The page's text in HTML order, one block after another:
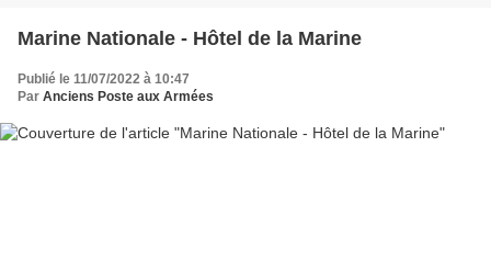
Marine Nationale - Hôtel de la Marine
Publié le 11/07/2022 à 10:47
Par Anciens Poste aux Armées